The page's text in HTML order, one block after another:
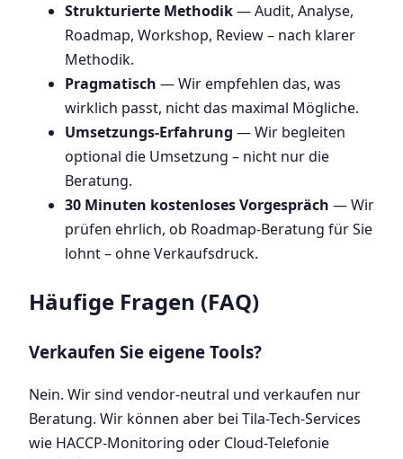
Strukturierte Methodik— Audit, Analyse,
Roadmap, Workshop, Review – nach klarer
Methodik.
Pragmatisch — Wir empfehlen das, was
wirklich passt, nicht das maximal Mögliche.
Umsetzungs-Erfahrung — Wir begleiten
optional die Umsetzung – nicht nur die
Beratung.
30 Minuten kostenloses Vorgespräch — Wir
prüfen ehrlich, ob Roadmap-Beratung für Sie
lohnt – ohne Verkaufsdruck.
Häufige Fragen (FAQ)
Verkaufen Sie eigene Tools?
Nein. Wir sind vendor-neutral und verkaufen nur
Beratung. Wir können aber bei Tila-Tech-Services
wie HACCP-Monitoring oder Cloud-Telefonie